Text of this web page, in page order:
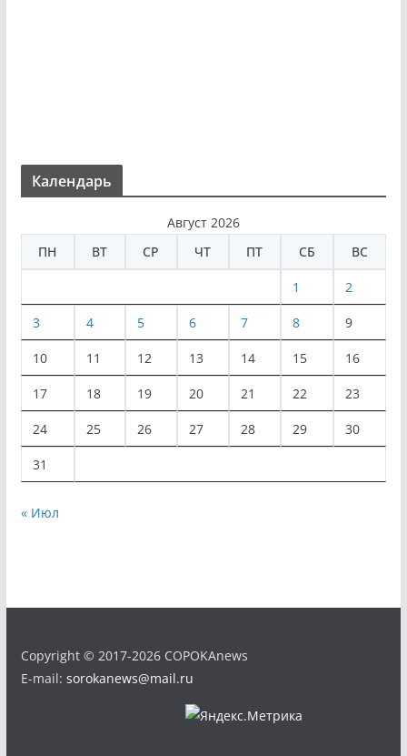
Календарь
Август 2026
ПН
ВТ СР ЧТ ПТ СБ ВС
1 2
3 4 5 6 7 8 9
10 11 12 13 14 15 16
17 18 19 20 21 22 23
24 25 26 27 28 29 30
31
« Июл
Copyright © 2017-2026 COPOKAnews
E-mail: sorokanews@mail.ru